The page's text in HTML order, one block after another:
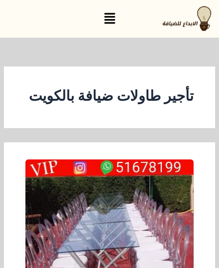
تخطي
إلى
المحتوى
القائمة
تأجير طاولات ضيافة بالكويت